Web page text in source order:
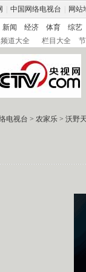
中国网络电视台 网站
新闻 经济 体育 综艺
频道大全 栏目大全
电视台 > 农家乐 > 沃野